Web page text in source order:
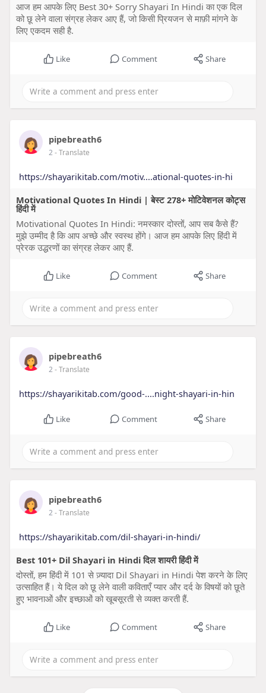
आज हम आपके लिए Best 30+ Sorry Shayari In Hindi का एक दिल
को छू लेने वाला संग्रह लेकर आए हैं, जो किसी प्रियजन से माफ़ी मांगने के
लिए एकदम सही है.
Like Comment Share
pipebreath6
2- Translate
https://shayarikitab.com/motiv....ational-quotes-in-hi
Motivational Quotes In Hindi | बेस्ट 278+ मोटिवेशनल कोट्स
हिंदी में
Motivational Quotes In Hindi: नमस्कार दोस्तों, आप सब कैसे हैं?
मुझे उम्मीद है कि आप अच्छे और स्वस्थ होंगे। आज हम आपके लिए हिंदी में
प्रेरक उद्धरणों का संग्रह लेकर आए हैं.
Like Comment Share
pipebreath6
2- Translate
https://shayarikitab.com/good-....night-shayari-in-hin
Like Comment Share
pipebreath6
2- Translate
https://shayarikitab.com/dil-shayari-in-hindi/
Best 101+ Dil Shayari in Hindi दिल शायरी हिंदी में
दोस्तों, हम हिंदी में 101 से ज़्यादा Dil Shayari in Hindi पेश करने के लिए
उत्साहित हैं। ये दिल को छू लेने वाली कविताएँ प्यार और दर्द के विषयों को छूते
हुए भावनाओं और इच्छाओं को खूबसूरती से व्यक्त करती हैं.
Like Comment Share